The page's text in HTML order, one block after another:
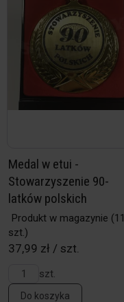
Medal w etui -
Stowarzyszenie 90-
latków polskich
Produkt w magazynie (11
szt.)
37,99 zł / szt.
szt.
Do koszyka